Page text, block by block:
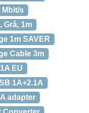
Mbit/s
Grå, 1m
1m SAVER
Cable 3m
EU
1A+2.1A
adapter